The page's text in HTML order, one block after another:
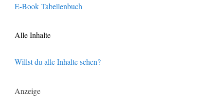
E-Book Tabellenbuch
Alle Inhalte
Willst du alle Inhalte sehen?
Anzeige